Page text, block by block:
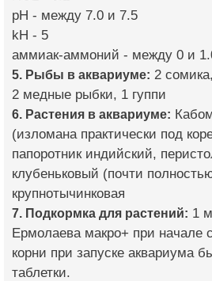
pH - между 7.0 и 7.5
kH - 5
аммиак-аммоний - между 0 и
5. Рыбы в аквариуме: 2
2 медные рыбки, 1 гуппи
6. Растения в аквариуме:
(изломана практически под
папоротник индийский,
клубеньковый (почти
крупнотычинковая
7. Подкормка для растений: 1
Ермолаева макро+ при начале
корни при запуске аквариума
таблетки.